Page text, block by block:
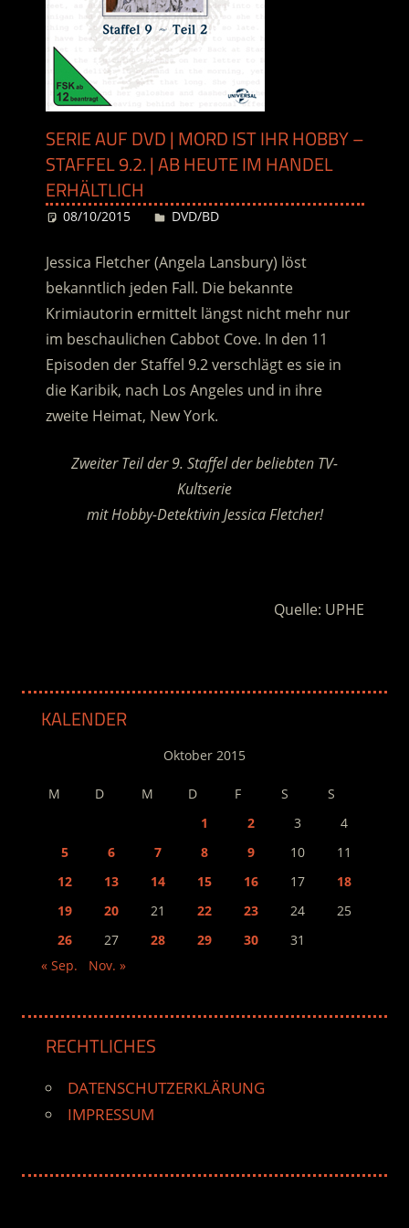
SERIE AUF DVD | MORD IST IHR HOBBY –
STAFFEL 9.2. | AB HEUTE IM HANDEL
ERHÄLTLICH
08/10/2015 Desiree
DVD/BD
Jessica Fletcher (Angela Lansbury) löst
bekanntlich jeden Fall. Die bekannte
Krimiautorin ermittelt längst nicht mehr nur
im beschaulichen Cabbot Cove. In den 11
Episoden der Staffel 9.2 verschlägt es sie in
die Karibik, nach Los Angeles und in ihre
zweite Heimat, New York.
Zweiter Teil der 9. Staffel der beliebten TV-
Kultserie
mit Hobby-Detektivin Jessica Fletcher!
Quelle: UPHE
KALENDER
Oktober 2015
M D M D F S
S
1
2 3
4
5
6 7 8 9 10
11
12
13 14 15 16 17
18
19
20 21 22 23 24
25
26
27 28 29 30
31
« Sep.
Nov. »
RECHTLICHES
DATENSCHUTZERKLÄRUNG
IMPRESSUM